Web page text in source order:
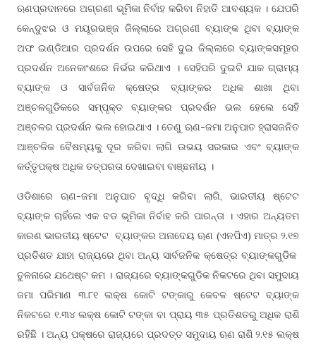
ଋଣପ୍ରଦାନରେ ଅଗ୍ରଣୀ ଭୂମିକା ନିର୍ବାହ କରିବା ନିହାତି ଆବଶ୍ୟକ । ଯେପରି
କେନ୍ଦୁଝର ଓ ମୟୂରଭଞ୍ଜ ଜିଲ୍ଲାରେ ଅଗ୍ରଣୀ ବ୍ୟାଙ୍କ ଥିବା ବ୍ୟାଙ୍କ
ଅଫ ଇଣ୍ଡିଆର ପ୍ରଦର୍ଶନ ଉପରେ ସେହି ଦୁଇ ଜିଲ୍ଲାରେ ବ୍ୟାଙ୍କସମୂହର
ପ୍ରଦର୍ଶନ ଅନେକାଂଶରେ ନିର୍ଭର କରିଥାଏ । ସେହିପରି ଦୁଇଟି ଯାକ ଗ୍ରାମ୍ୟ
ବ୍ୟାଙ୍କ ଓ ସାର୍ବଜନିକ କ୍ଷେତ୍ର ବ୍ୟାଙ୍କର ଅଧିକ ଶାଖା ଥିବା
ଅଞ୍ଚଳଗୁଡିକରେ ସମ୍ପୃକ୍ତ ବ୍ୟାଙ୍କର ପ୍ରଦର୍ଶନ ଭଲ ହେଲେ ସେହି
ଅଞ୍ଚଳର ପ୍ରଦର୍ଶନ ଭଲ ହୋଇଥାଏ । ତେଣୁ ଋଣ-ଜମା ଅନୁପାତ ହ୍ରାସଜନିତ
ଆଞ୍ଚଳିକ ବୈଷମ୍ୟକୁ ଦୂର କରିବା ଲାଗି ଉଭୟ ସରକାର ଏବଂ ବ୍ୟାଙ୍କ
କର୍ତ୍ତୃପକ୍ଷ ଅଧିକ ତତ୍ପରତା ଦେଖାଇବା ବାଞ୍ଛନୀୟ ।
ଓଡିଶାରେ ଋଣ-ଜମା ଅନୁପାତ ବୃଦ୍ଧି କରିବା ଲାଗି, ଭାରତୀୟ ଷ୍ଟେଟ
ବ୍ୟାଙ୍କ ଚାହିଁଲେ ଏକ ବଡ ଭୂମିକା ନିର୍ବାହ କରି ପାରନ୍ତା । ଏହାର ଅନ୍ୟତମ
କାରଣ ଭାରତୀୟ ଷ୍ଟେଟ ବ୍ୟାଙ୍କର ଅନାଦେୟ ଋଣ (ଏନପିଏ) ମାତ୍ର ୨.୧୭
ପ୍ରତିଶତ ଯାହା ରାଜ୍ୟରେ ଥିବା ଅନ୍ୟ ସାର୍ବଜନିକ କ୍ଷେତ୍ର ବ୍ୟାଙ୍କଗୁଡିକ
ତୁଳନାରେ ଯଥେଷ୍ଟ କମ । ରାଜ୍ୟରେ ବ୍ୟାଙ୍କଗୁଡିକ ନିକଟରେ ଥିବା ସମୁଦାୟ
ଜମା ପରିମାଣ ୩.୮୧ ଲକ୍ଷ କୋଟି ଟଙ୍କାରୁ କେବଳ ଷ୍ଟେଟ ବ୍ୟାଙ୍କ
ନିକଟରେ ୧.୩୪ ଲକ୍ଷ କୋଟି ଟଙ୍କା ବା ପ୍ରାୟ ୩୫ ପ୍ରତିଶତରୁ ଅଧିକ ରାଶି
ରହିଛି । ଅନ୍ୟ ପକ୍ଷରେ ରାଜ୍ୟରେ ପ୍ରଦତ୍ତ ସମୁଦାୟ ଋଣ ରାଶି ୨.୧୫ ଲକ୍ଷ